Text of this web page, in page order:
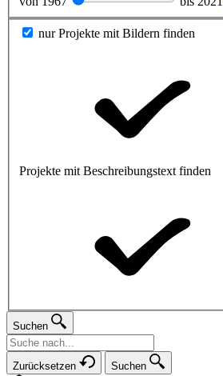
nur Projekte mit Bildern finden
Projekte mit Beschreibungstext finden
Suchen
Zurücksetzen Suchen